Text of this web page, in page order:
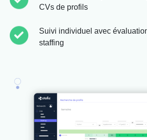
CVs de profils
Suivi individuel avec
staffing